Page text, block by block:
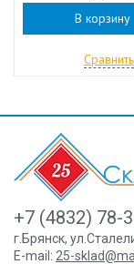
В корзину
Сравнить
+7 (4832) 78-
г.Брянск,
E-mail: 25-